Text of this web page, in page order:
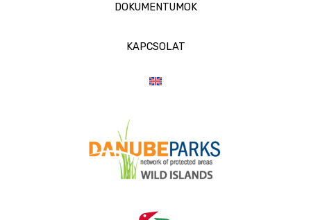
DOKUMENTUMOK
KAPCSOLAT